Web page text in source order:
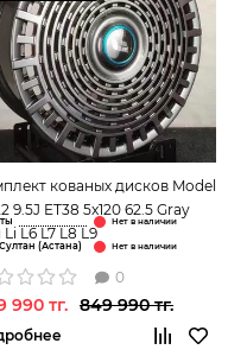
кованых дисков Model
9.5J ET38 5x120 62.5 Gray
L6 L7 L8 L9
(Астана)
0
990 тг. 849 990 тг.